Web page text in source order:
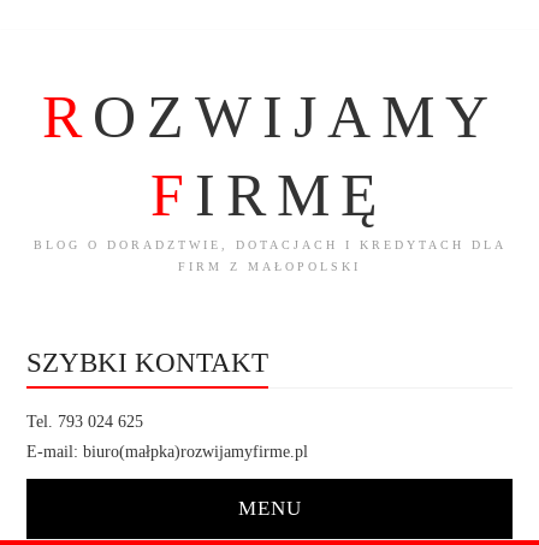
ROZWIJAMY
F IRMĘ
BLOG O DORADZTWIE, DOTACJACH I KREDYTACH DLA
FIRM Z MAŁOPOLSKI
SZYBKI KONTAKT
Tel. 793 024 625
E-mail: biuro(małpka)rozwijamyfirme.pl
MENU